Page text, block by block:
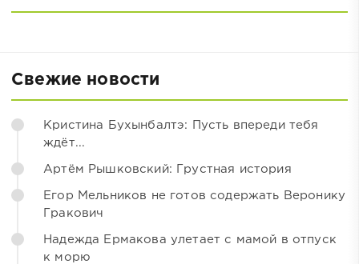
Свежие новости
Кристина Бухынбалтэ: Пусть впереди тебя
ждёт...
Артём Рышковский: Грустная история
Егор Мельников не готов содержать Веронику
Гракович
Надежда Ермакова улетает с мамой в отпуск
к морю